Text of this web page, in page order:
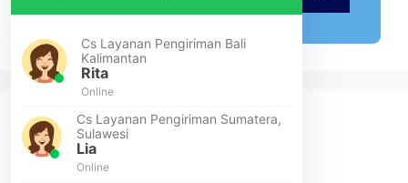
Cs Layanan Pengiriman Bali
Kalimantan
Rita
Online
Cs Layanan Pengiriman Sumatera,
Sulawesi
Lia
Online